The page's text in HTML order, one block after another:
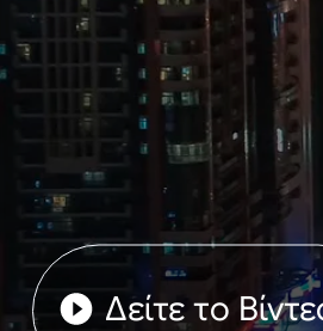
Δείτε το